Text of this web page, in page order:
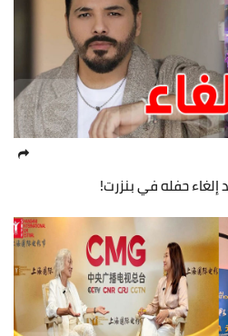
حفله في بنزرت!